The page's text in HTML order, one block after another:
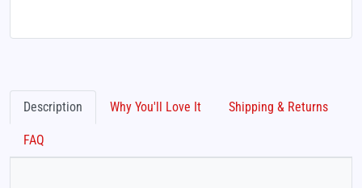
Description Why You'll Love It Shipping & Returns
FAQ